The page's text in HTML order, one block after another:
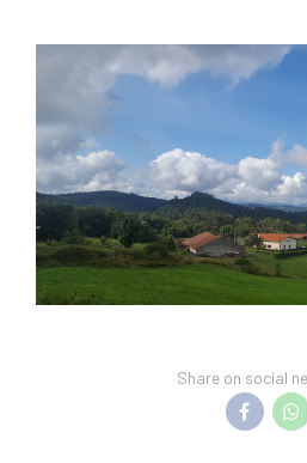
Share on social